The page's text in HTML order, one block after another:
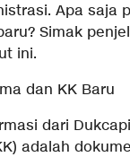
Apa saja
Simak
ini.
dan KK Baru
dari
adalah